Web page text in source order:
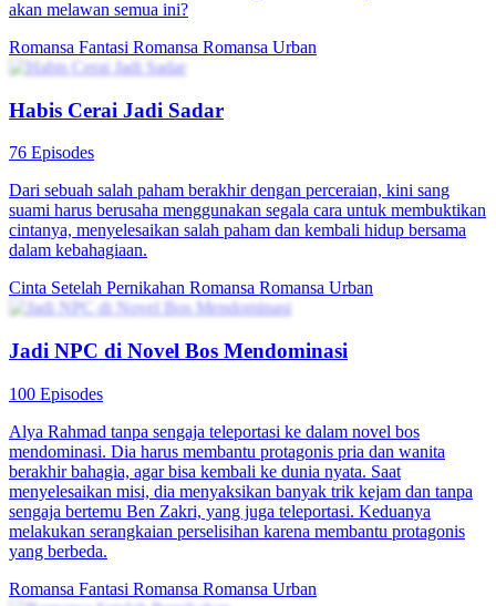
akan melawan semua ini?
Romansa Fantasi Romansa Romansa Urban
Habis Cerai Jadi Sadar
76 Episodes
Dari sebuah salah paham berakhir dengan perceraian, kini sang
suami harus berusaha menggunakan segala cara untuk membuktikan
cintanya, menyelesaikan salah paham dan kembali hidup bersama
dalam kebahagiaan.
Cinta Setelah Pernikahan Romansa Romansa Urban
Jadi NPC di Novel Bos Mendominasi
100 Episodes
Alya Rahmad tanpa sengaja teleportasi ke dalam novel bos
mendominasi. Dia harus membantu protagonis pria dan wanita
berakhir bahagia, agar bisa kembali ke dunia nyata. Saat
menyelesaikan misi, dia menyaksikan banyak trik kejam dan tanpa
sengaja bertemu Ben Zakri, yang juga teleportasi. Keduanya
melakukan serangkaian perselisihan karena membantu protagonis
yang berbeda.
Romansa Fantasi Romansa Romansa Urban